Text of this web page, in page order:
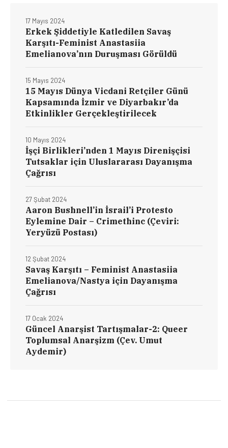
Erkek Şiddetiyle Katledilen Savaş
Karşıtı-Feminist Anastasiia
Emelianova’nın Duruşması Görüldü
17 Mayıs 2024
15 Mayıs Dünya Vicdani Retçiler Günü
Kapsamında İzmir ve Diyarbakır’da
Etkinlikler Gerçekleştirilecek
15 Mayıs 2024
İşçi Birlikleri’nden 1 Mayıs Direnişçisi
Tutsaklar için Uluslararası Dayanışma
Çağrısı
10 Mayıs 2024
Aaron Bushnell’in İsrail’i Protesto
Eylemine Dair – Crimethinc (Çeviri:
Yeryüzü Postası)
27 Şubat 2024
Savaş Karşıtı – Feminist Anastasiia
Emelianova/Nastya için Dayanışma
Çağrısı
12 Şubat 2024
Güncel Anarşist Tartışmalar-2: Queer
Toplumsal Anarşizm (Çev. Umut
Aydemir)
17 Ocak 2024